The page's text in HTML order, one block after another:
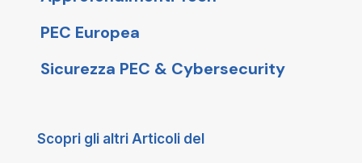
PEC Europea
Sicurezza PEC & Cybersecurity
Scopri gli altri Articoli del